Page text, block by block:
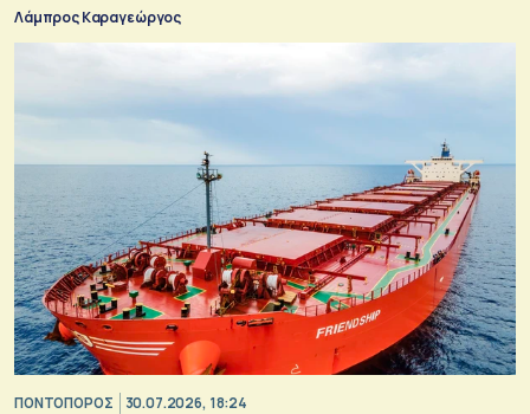
Λάμπρος Καραγεώργος
ΠΟΝΤΟΠΟΡΟΣ 30.07.2026, 18:24